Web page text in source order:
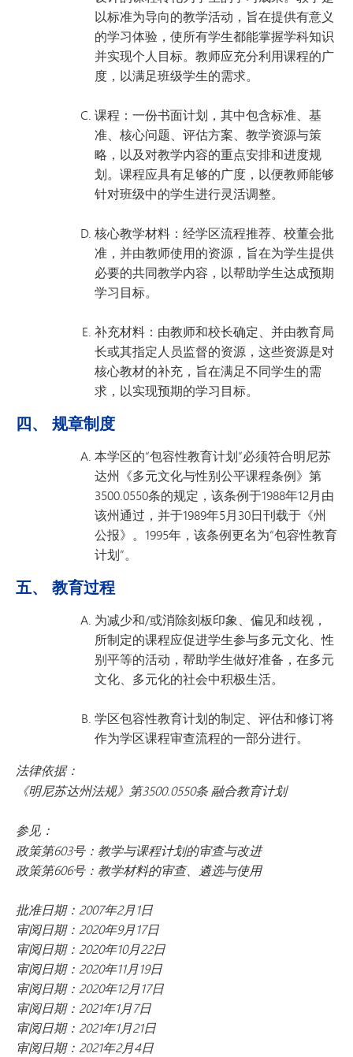
以标准为导向的教学活动，旨在提供有意义
的学习体验，使所有学生都能掌握学科知识
并实现个人目标。教师应充分利用课程的广
度，以满足班级学生的需求。
课程：一份书面计划，其中包含标准、基
准、核心问题、评估方案、教学资源与策
略，以及对教学内容的重点安排和进度规
划。课程应具有足够的广度，以便教师能够
针对班级中的学生进行灵活调整。
核心教学材料：经学区流程推荐、校董会批
准，并由教师使用的资源，旨在为学生提供
必要的共同教学内容，以帮助学生达成预期
学习目标。
补充材料：由教师和校长确定、并由教育局
长或其指定人员监督的资源，这些资源是对
核心教材的补充，旨在满足不同学生的需
求，以实现预期的学习目标。
四、 规章制度
本学区的“包容性教育计划”必须符合明尼苏
达州《多元文化与性别公平课程条例》第
3500.0550条的规定，该条例于1988年12月由
该州通过，并于1989年5月30日刊载于《州
公报》。1995年，该条例更名为“包容性教育
计划”。
五、 教育过程
为减少和/或消除刻板印象、偏见和歧视，
所制定的课程应促进学生参与多元文化、性
别平等的活动，帮助学生做好准备，在多元
文化、多元化的社会中积极生活。
学区包容性教育计划的制定、评估和修订将
作为学区课程审查流程的一部分进行。
法律依据：
《明尼苏达州法规》第3500.0550条 融合教育计划
参见：
政策第603号：教学与课程计划的审查与改进
政策第606号：教学材料的审查、遴选与使用
批准日期：2007年2月1日
审阅日期：2020年9月17日
审阅日期：2020年10月22日
审阅日期：2020年11月19日
审阅日期：2020年12月17日
审阅日期：2021年1月7日
审阅日期：2021年1月21日
审阅日期：2021年2月4日